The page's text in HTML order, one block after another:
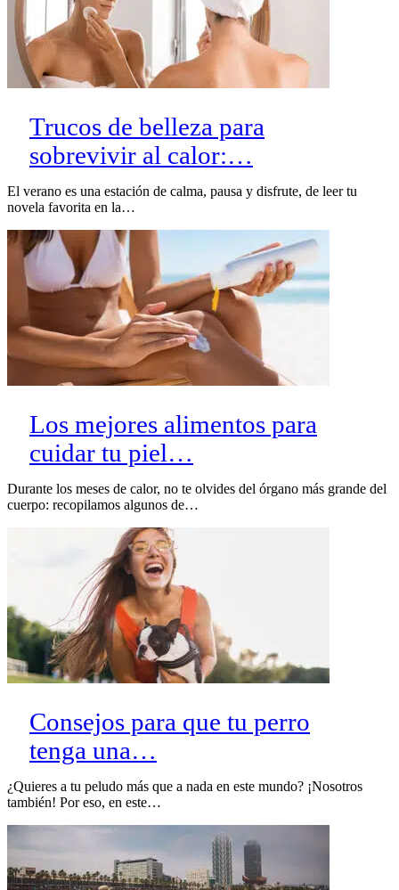
Trucos de belleza para
sobrevivir al calor:…
El verano es una estación de calma, pausa y disfrute, de leer tu
novela favorita en la…
Los mejores alimentos para
cuidar tu piel…
Durante los meses de calor, no te olvides del órgano más grande del
cuerpo: recopilamos algunos de…
Consejos para que tu perro
tenga una…
¿Quieres a tu peludo más que a nada en este mundo? ¡Nosotros
también! Por eso, en este…